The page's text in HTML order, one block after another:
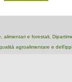
alimentari e forestali,
agroalimentare e